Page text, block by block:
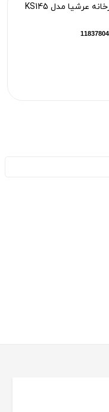
ترازو آشپزخانه عرشیا مدل KS145